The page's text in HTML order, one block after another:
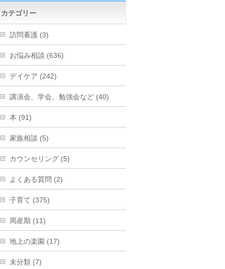
カテゴリー
訪問看護 (3)
お悩み相談 (636)
デイケア (242)
講演会、学会、勉強会など (40)
本 (91)
家族相談 (5)
カウンセリング (5)
よくある質問 (2)
子育て (375)
周産期 (11)
地上の楽園 (17)
未分類 (7)